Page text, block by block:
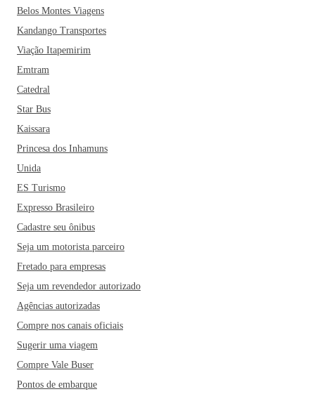
Belos Montes Viagens
Kandango Transportes
Viação Itapemirim
Emtram
Catedral
Star Bus
Kaissara
Princesa dos Inhamuns
Unida
ES Turismo
Expresso Brasileiro
Cadastre seu ônibus
Seja um motorista parceiro
Fretado para empresas
Seja um revendedor autorizado
Agências autorizadas
Compre nos canais oficiais
Sugerir uma viagem
Compre Vale Buser
Pontos de embarque